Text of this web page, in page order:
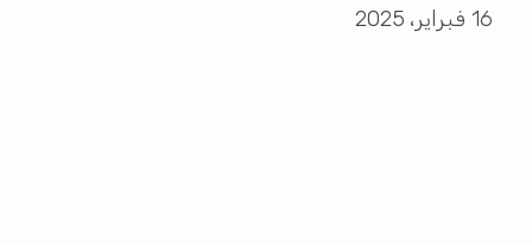
16 فبراير، 2025